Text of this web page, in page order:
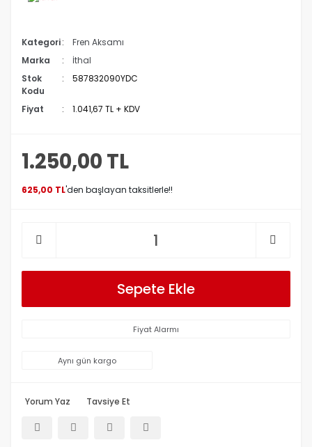
Kategori
Fren Aksamı
Marka
İthal
Stok
Kodu
587832090YDC
Fiyat 1.041,67 TL + KDV
1.250,00 TL
625,00 TL'den başlayan taksitlerle!!
Sepete Ekle
Fiyat Alarmı
Aynı gün kargo
Yorum Yaz Tavsiye Et